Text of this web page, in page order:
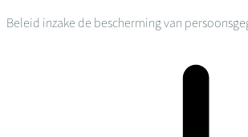
Beleid inzake de bescherming van